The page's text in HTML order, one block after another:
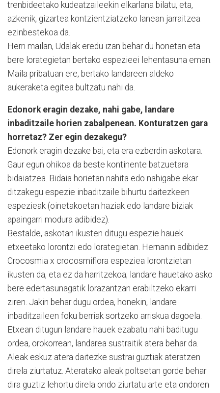
trenbideetako kudeatzaileekin elkarlana bilatu, eta,
azkenik, gizartea kon­tzientziatzeko la­ne­an jarraitzea
ezinbestekoa da.
Herri mailan, Udalak eredu izan behar du honetan eta
bere lorategietan bertako espezieei lehentasuna eman.
Maila pribatuan ere, bertako landareen aldeko
aukeraketa egitea bul­tzatu nahi da.
Edonork eragin dezake, nahi gabe, landare
inbaditzaile horien zabalpenean. Konturatzen gara
horretaz? Zer egin dezakegu?
Edonork eragin dezake bai, eta era ezberdin askotara.
Gaur egun ohikoa da beste kontinente batzuetara
bidaiatzea. Bidaia horietan nahita edo nahigabe ekar
ditzakegu espezie inbaditzaile bihurtu daitezkeen
espezieak (oinetakoetan haziak edo landare biziak
apaingarri modura adibidez).
Bestalde, askotan ikusten ditugu espezie hauek
etxeetako lorontzi edo lorategietan. Her­nanin adibidez
Crocosmia x crocosmiflora espeziea loron­tzietan
ikusten da, eta ez da harritzekoa; landare hauetako asko
bere edertasunagatik lorazantzan erabiltzeko ekarri
ziren. Jakin behar dugu ordea, honekin, landare
inbaditzaileen foku berriak sortzeko arriskua dagoela.
Etxean ditugun landare hauek ezabatu nahi baditugu
ordea, orokorrean, landarea sustraitik atera behar da.
Aleak eskuz atera daitezke sustrai guztiak ateratzen
direla ziurtatuz. Ateratako aleak poltsetan gorde behar
dira guztiz lehortu direla ondo ziurtatu arte eta ondoren